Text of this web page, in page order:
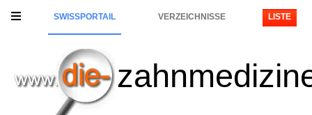
SWISSPORTAIL VERZEICHNISSE LISTE